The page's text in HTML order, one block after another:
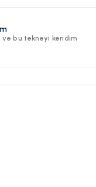
ve bu tekneyi kendim